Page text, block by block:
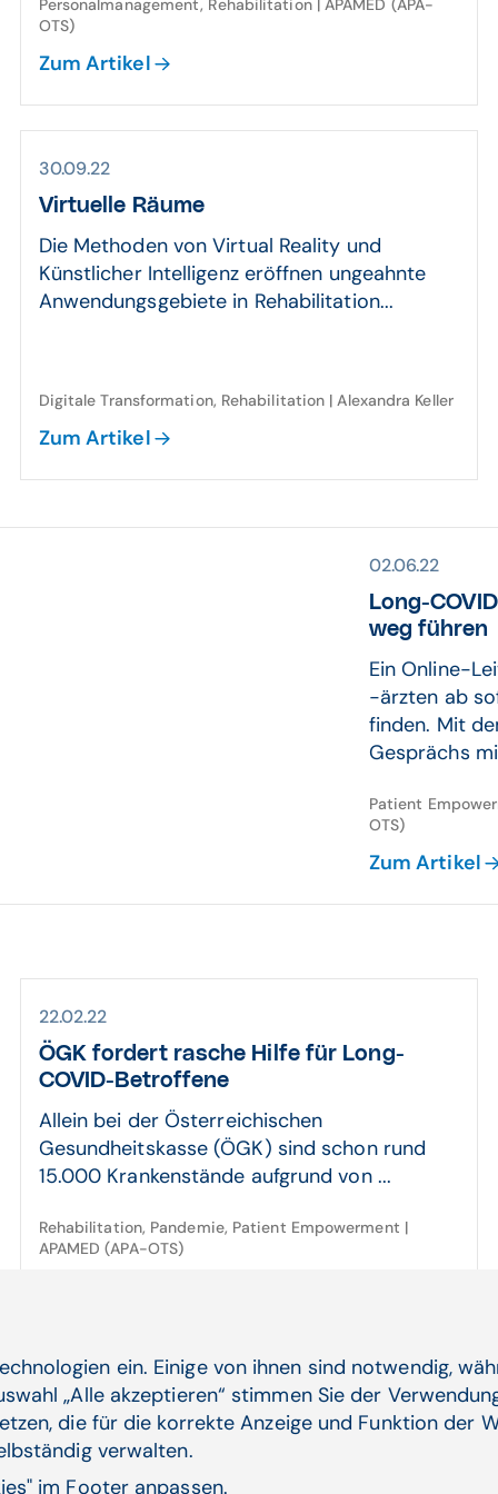
Personalmanagement, Rehabilitation | APAMED (APA-
OTS)
Zum Artikel
30.09.22
Virtuelle Räume
Die Methoden von Virtual Reality und
Künstlicher Intelligenz eröffnen ungeahnte
Anwendungsgebiete in Rehabilitation...
Digitale Transformation, Rehabilitation | Alexandra Keller
Zum Artikel
02.06.22
Long-
weg führen
Ein Online-
-ärzten ab
finden. Mit
Gesprächs
Patient
OTS)
Zum Artikel
22.02.22
ÖGK fordert rasche Hilfe für Long-
COVID-Betroffene
Allein bei der Österreichischen
Gesundheitskasse (ÖGK) sind schon rund
15.000 Krankenstände aufgrund von ...
Rehabilitation, Pandemie, Patient Empowerment |
APAMED (APA-OTS)
03.01.22
Tele­medizin und Gesund­heits­apps
Video-Ordinationen und Reha-Apps sind
ein. Einige von ihnen sind notwendig,
„Alle akzeptieren“ stimmen Sie der
die für die korrekte Anzeige und Funktion der
verwalten.
im Footer anpassen.